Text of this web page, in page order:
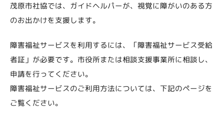
茂原市社協では、ガイドヘルパーが、視覚に障がいのある方
のお出かけを支援します。
障害福祉サービスを利用するには、「障害福祉サービス受給
者証」が必要です。市役所または相談支援事業所に相談し、
申請を行ってください。
障害福祉サービスのご利用方法については、下記のページを
ご覧ください。